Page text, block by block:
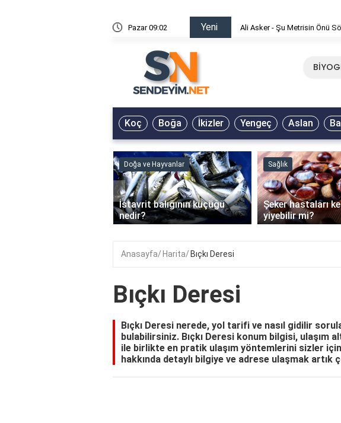
Pazar 09:02 Yeni Ali Asker - Şu Metrisin Önü
Koç Boğa İkizler Yengeç Aslan
Doğa ve Hayvanlar
İstavrit balığının küçüğü
nedir?
Sağlık
Şeker hastaları
yiyebilir mi?
‹
Anasayfa Harita Bıçkı Deresi
Bıçkı Deresi
Bıçkı Deresi nerede, yol tarifi ve nasıl gidilir
bulabilirsiniz. Bıçkı Deresi konum bilgisi,
ile birlikte en pratik ulaşım yöntemlerini sizler için
hakkında detaylı bilgiye ve adrese ulaşmak artık